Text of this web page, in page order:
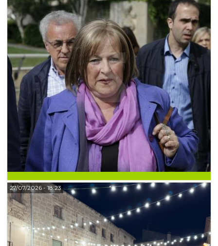
27/07/2026- 18:23